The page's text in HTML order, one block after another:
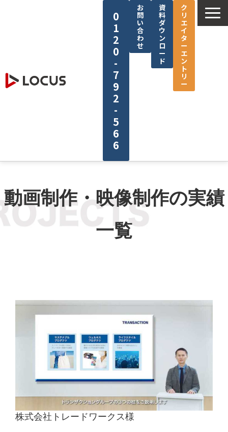
0
1
2
0
-
7
9
2
-
5
6
6
お
問
い
合
わ
せ
資
料
ダ
ウ
ン
ロ
ー
ド
ク
リ
エ
イ
タ
ー
エ
ン
ト
リ
ー
サービス
制作実績
セミナー
動画制作・映像制作の実績
一覧
株式会社トレードワークス様